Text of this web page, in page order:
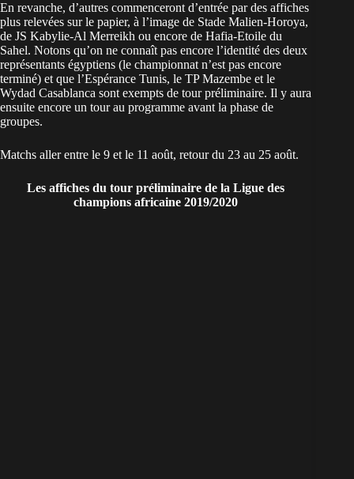
En revanche, d’autres commenceront d’entrée par des affiches
plus relevées sur le papier, à l’image de Stade Malien-Horoya,
de JS Kabylie-Al Merreikh ou encore de Hafia-Etoile du
Sahel. Notons qu’on ne connaît pas encore l’identité des deux
représentants égyptiens (le championnat n’est pas encore
terminé) et que l’Espérance Tunis, le TP Mazembe et le
Wydad Casablanca sont exempts de tour préliminaire. Il y aura
ensuite encore un tour au programme avant la phase de
groupes.
Matchs aller entre le 9 et le 11 août, retour du 23 au 25 août.
Les affiches du tour préliminaire de la Ligue des
champions africaine 2019/2020